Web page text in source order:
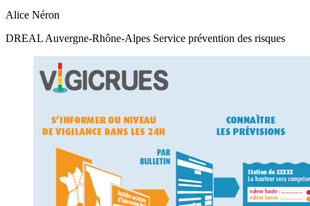
Alice Néron
DREAL Auvergne-Rhône-Alpes Service prévention des risques